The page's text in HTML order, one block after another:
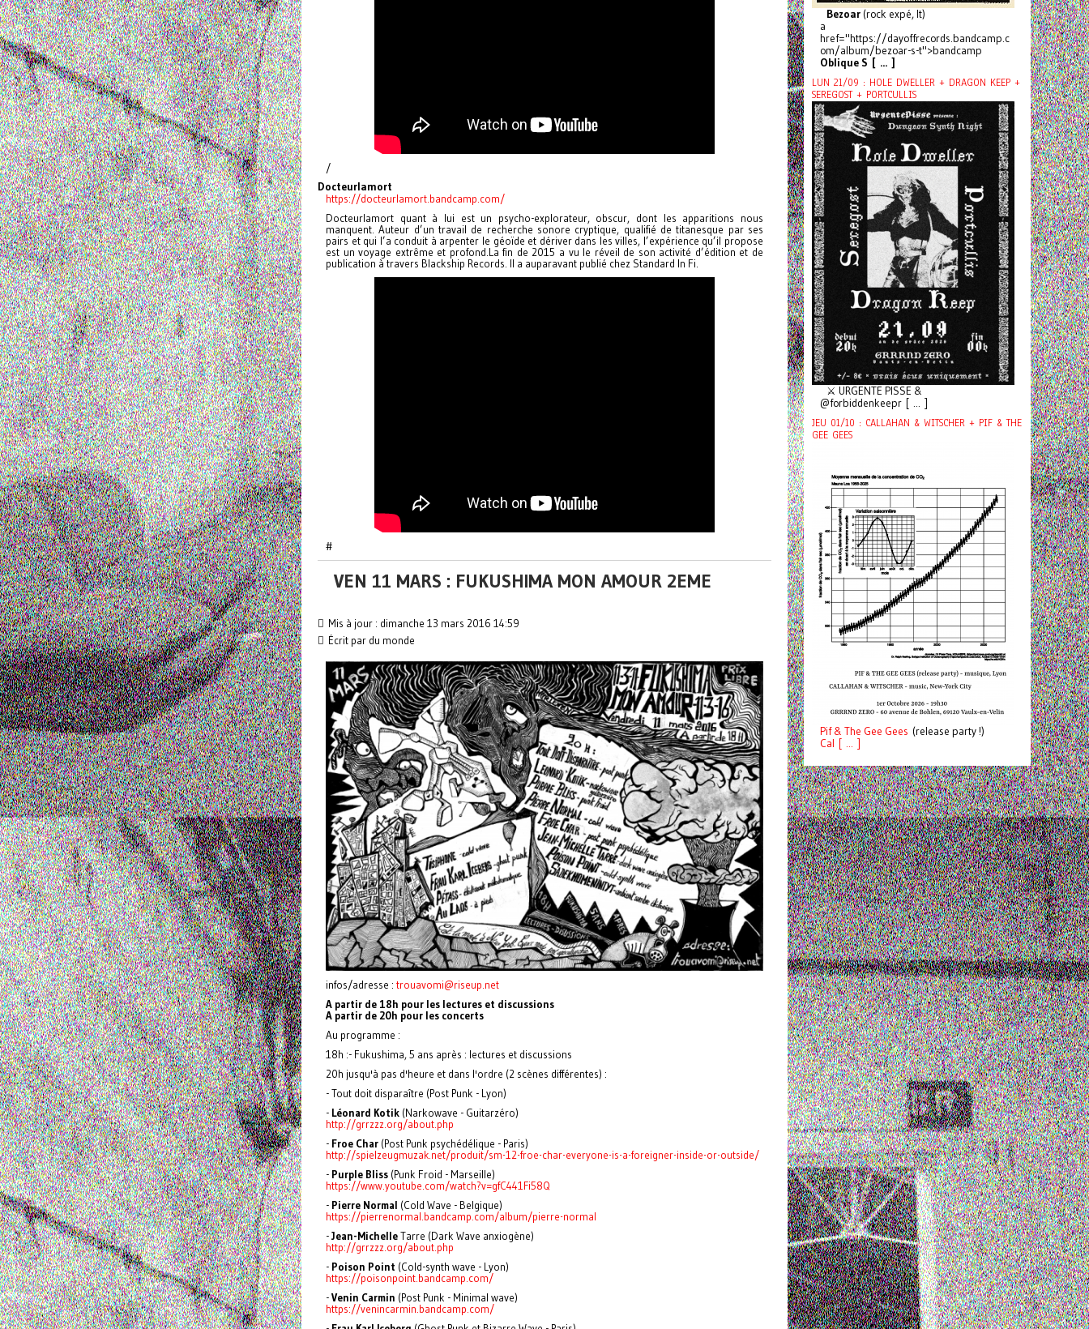
/
Docteurlamort
https://docteurlamort.bandcamp.com/
Docteurlamort quant à lui est un psycho-explorateur, obscur, dont les apparitions nous
manquent. Auteur d’un travail de recherche sonore cryptique, qualifié de titanesque par ses
pairs et qui l’a conduit à arpenter le géoïde et dériver dans les villes, l’expérience qu’il propose
est un voyage extrême et profond.La fin de 2015 a vu le réveil de son activité d’édition et de
publication à travers Blackship Records. Il a auparavant publié chez Standard In Fi.
#
VEN 11 MARS : FUKUSHIMA MON AMOUR 2EME
Mis à jour : dimanche 13 mars 2016 14:59
Écrit par du monde
infos/adresse : trouavomi@riseup.net
A partir de 18h pour les lectures et discussions
A partir de 20h pour les concerts
Au programme :
18h :- Fukushima, 5 ans après : lectures et discussions
20h jusqu'à pas d'heure et dans l'ordre (2 scènes différentes) :
- Tout doit disparaître (Post Punk - Lyon)
- Léonard Kotik (Narkowave - Guitarzéro)
http://grrzzz.org/about.php
- Froe Char (Post Punk psychédélique - Paris)
http://spielzeugmuzak.net/produit/sm-12-froe-char-everyone-is-a-foreigner-inside-or-outside/
- Purple Bliss (Punk Froid - Marseille)
https://www.youtube.com/watch?v=gfC441Fi58Q
- Pierre Normal (Cold Wave - Belgique)
https://pierrenormal.bandcamp.com/album/pierre-normal
-Jean-MichelleTarre (Dark Wave anxiogène)
http://grrzzz.org/about.php
- Poison Point (Cold-synth wave - Lyon)
https://poisonpoint.bandcamp.com/
-Venin Carmin (Post Punk - Minimal wave)
https://venincarmin.bandcamp.com/
Bezoar (rock expé, It)
a
href="https://dayoffrecords.bandcamp.c
om/album/bezoar-s-t">bandcamp
Oblique S [ ... ]
LUN 21/09 : HOLE DWELLER + DRAGON KEEP +
SEREGOST + PORTCULLIS
⚔️ URGENTE PISSE &
@forbiddenkeepr [ ... ]
JEU 01/10 : CALLAHAN & WITSCHER + PIF & THE
GEE GEES
Pif& The Gee Gees (release party !)
Cal [ ... ]